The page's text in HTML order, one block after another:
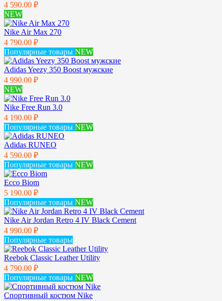
4 590.00 ₽
NEW
Nike Air Max 270
4 790.00 ₽
Популярные товары NEW
Adidas Yeezy 350 Boost мужские
4 990.00 ₽
NEW
Nike Free Run 3.0
4 190.00 ₽
Популярные товары NEW
Adidas RUNEO
4 590.00 ₽
Популярные товары NEW
Ecco Biom
5 190.00 ₽
Популярные товары NEW
Nike Air Jordan Retro 4 IV Black Cement
4 990.00 ₽
Популярные товары
Reebok Classic Leather Utility
4 790.00 ₽
Популярные товары NEW
Спортивный костюм Nike